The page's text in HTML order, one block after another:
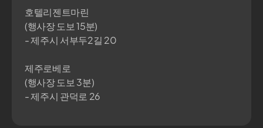
호텔리젠트마린
(행사장 도보 15분)
- 제주시 서부두2길 20
제주로베로
(행사장 도보 3분)
- 제주시 관덕로 26